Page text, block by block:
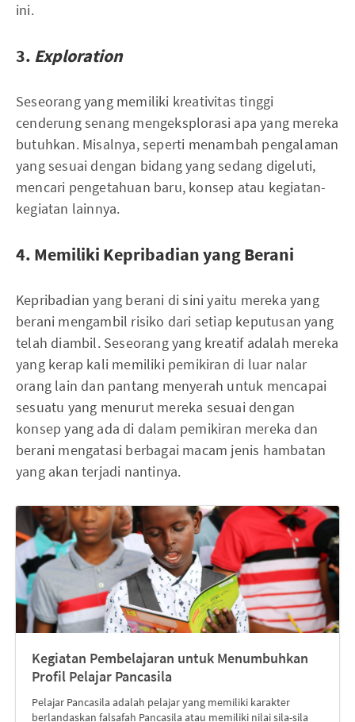
ini.
3. Exploration
Seseorang yang memiliki kreativitas tinggi
cenderung senang mengeksplorasi apa yang mereka
butuhkan. Misalnya, seperti menambah pengalaman
yang sesuai dengan bidang yang sedang digeluti,
mencari pengetahuan baru, konsep atau kegiatan-
kegiatan lainnya.
4. Memiliki Kepribadian yang Berani
Kepribadian yang berani di sini yaitu mereka yang
berani mengambil risiko dari setiap keputusan yang
telah diambil. Seseorang yang kreatif adalah mereka
yang kerap kali memiliki pemikiran di luar nalar
orang lain dan pantang menyerah untuk mencapai
sesuatu yang menurut mereka sesuai dengan
konsep yang ada di dalam pemikiran mereka dan
berani mengatasi berbagai macam jenis hambatan
yang akan terjadi nantinya.
Kegiatan Pembelajaran untuk Menumbuhkan
Profil Pelajar Pancasila
Pelajar Pancasila adalah pelajar yang memiliki karakter
berlandaskan falsafah Pancasila atau memiliki nilai sila-sila